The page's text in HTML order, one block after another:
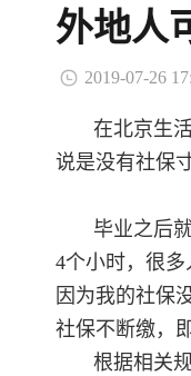
外地人
2019-07-26
在北京生
说是没有社保
毕业之后
4个小时，很
因为我的社保
社保不断缴，
根据相关